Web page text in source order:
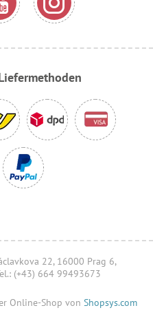
22, 16000 Prag 6,
(+43) 664 99493673
Online-Shop von Shopsys.com